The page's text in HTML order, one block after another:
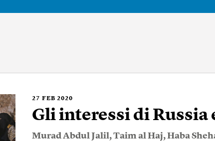
27 FEB 2020
Gli interessi di Russia
Murad Abdul Jalil,Taim al Haj,Haba